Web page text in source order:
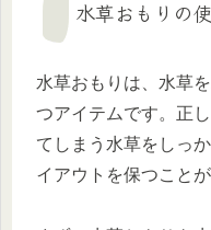
水草おもりの
水草おもりは、水草
つアイテムです。正
てしまう水草をしっ
イアウトを保つことが